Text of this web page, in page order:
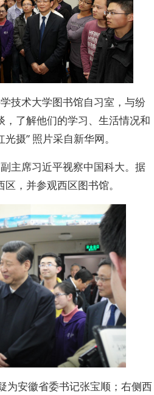
技术大学图书馆自习室，与纷
了解他们的学习、生活情况和
摄” 照片采自新华网。
主席习近平视察中国科大。据
，并参观西区图书馆。
为安徽省委书记张宝顺；右侧西